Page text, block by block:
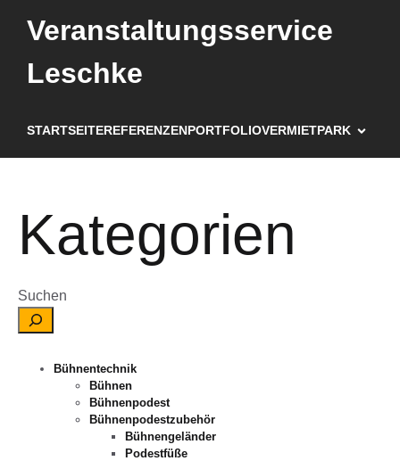
Veranstaltungsservice
Leschke
STARTSEITEREFERENZENPORTFOLIOVERMIETPARK
Kategorien
Suchen
Bühnentechnik
Bühnen
Bühnenpodest
Bühnenpodestzubehör
Bühnengeländer
Podestfüße